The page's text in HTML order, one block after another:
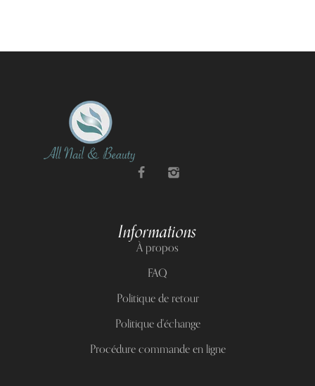
Informations
À propos
FAQ
Politique de retour
Politique d'échange
Procédure commande en ligne